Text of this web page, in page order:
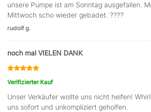
unsere Pumpe ist am Sonntag ausgefallen.
Mittwoch scho wieder gebadet. ????
rudolf g.
noch mal VIELEN DANK
Verifizierter Kauf
Unser Verkäufer wollte uns nicht helfen!
uns sofort und unkompliziert geholfen.